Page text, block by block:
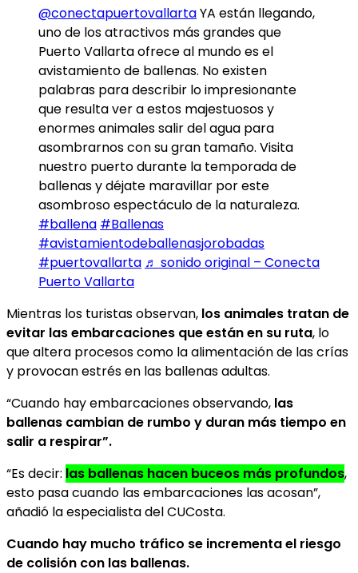
@conectapuertovallartaYA están llegando,
uno de los atractivos más grandes que
Puerto Vallarta ofrece al mundo es el
avistamiento de ballenas. No existen
palabras para describir lo impresionante
que resulta ver a estos majestuosos y
enormes animales salir del agua para
asombrarnos con su gran tamaño. Visita
nuestro puerto durante la temporada de
ballenas y déjate maravillar por este
asombroso espectáculo de la naturaleza.
#ballena #Ballenas
#avistamientodeballenasjorobadas
#puertovallarta ♬ sonido original – Conecta
Puerto Vallarta
Mientras los turistas observan, los animales tratan de
evitar las embarcaciones que están en su ruta, lo
que altera procesos como la alimentación de las crías
y provocan estrés en las ballenas adultas.
“Cuando hay embarcaciones observando, las
ballenas cambian de rumbo y duran más tiempo en
salir a respirar”.
“Es decir: las ballenas hacen buceos más profundos,
esto pasa cuando las embarcaciones las acosan”,
añadió la especialista del CUCosta.
Cuando hay mucho tráfico se incrementa el riesgo
de colisión con las ballenas.